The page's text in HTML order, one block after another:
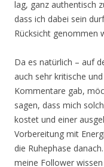
lag, ganz authentisch
dass ich dabei sein
Rücksicht genommen
Da es natürlich – auf
auch sehr kritische
Kommentare gab,
sagen, dass mich
kostet und einer
Vorbereitung mit
die Ruhephase
meine Follower